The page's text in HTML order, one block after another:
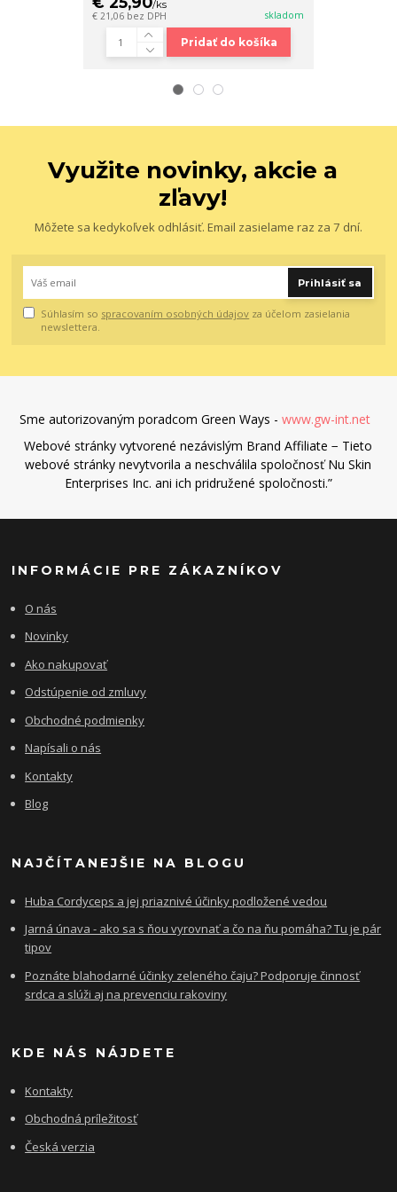
/ks
€ 21,06 bez DPH skladom
Pridať do košíka
Využite novinky, akcie a
zľavy!
Môžete sa kedykoľvek odhlásiť. Email zasielame raz za 7 dní.
Prihlásiť sa
Súhlasím so spracovaním osobných údajov za účelom zasielania
newslettera.
Sme autorizovaným poradcom Green Ways - www.gw-int.net
Webové stránky vytvorené nezávislým Brand Affiliate − Tieto
webové stránky nevytvorila a neschválila spoločnosť Nu Skin
Enterprises Inc. ani ich pridružené spoločnosti.”
INFORMÁCIE PRE ZÁKAZNÍKOV
O nás
Novinky
Ako nakupovať
Odstúpenie od zmluvy
Obchodné podmienky
Napísali o nás
Kontakty
Blog
NAJČÍTANEJŠIE NA BLOGU
Huba Cordyceps a jej priaznivé účinky podložené vedou
Jarná únava - ako sa s ňou vyrovnať a čo na ňu pomáha? Tu je pár
tipov
Poznáte blahodarné účinky zeleného čaju? Podporuje činnosť
srdca a slúži aj na prevenciu rakoviny
KDE NÁS NÁJDETE
Kontakty
Obchodná príležitosť
Česká verzia